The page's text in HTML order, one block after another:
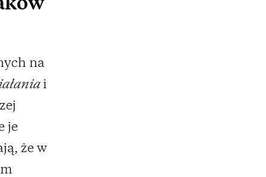
na
i
je
że w